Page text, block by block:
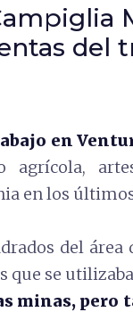
del
en
agrícola,
en los
del área
que se
minas, pero